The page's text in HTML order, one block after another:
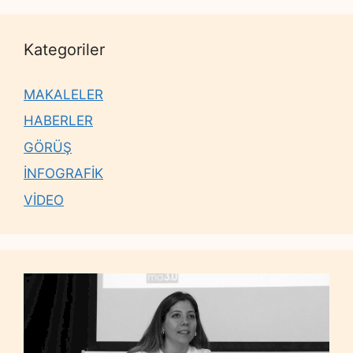
Kategoriler
MAKALELER
HABERLER
GÖRÜŞ
İNFOGRAFİK
VİDEO